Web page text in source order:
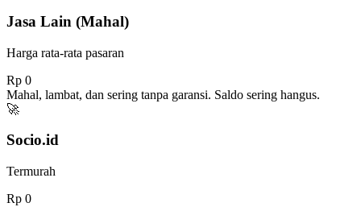
Jasa Lain (Mahal)
Harga rata-rata pasaran
Rp 0
Mahal, lambat, dan sering tanpa garansi. Saldo sering hangus.
🚀
Socio.id
Termurah
Rp 0